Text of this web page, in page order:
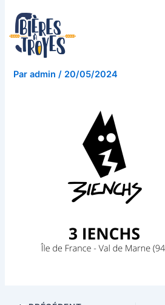
contenu
9
Paradmin/ 20/05/2024